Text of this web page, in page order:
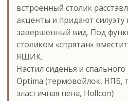
встроенный столик
акценты и придают силуэту
завершенный вид. Под
столиком «спрятан»
ЯЩИК.
Настил сиденья и
Optima (термовойлок, НПБ,
эластичная пена, Hollcon)